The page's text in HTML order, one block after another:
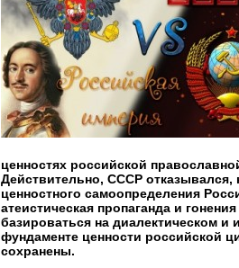
ценностях российской
Действительно, СССР
ценностного самоопределения
атеистическая пропаганда и
базироваться на диалектическом
фундаменте ценности российской
сохранены.